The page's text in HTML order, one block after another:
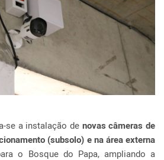
se a instalação de novas câmeras de
(subsolo) e na área externa
o Bosque do Papa, ampliando a